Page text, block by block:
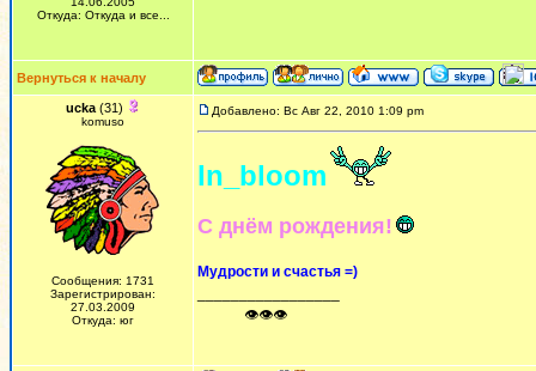
Откуда: Откуда и все...
Вернуться к началу
ucka (31)
komuso
Сообщения: 1731
Зарегистрирован:
27.03.2009
Откуда: юг
Добавлено: Вс Авг 22, 2010 1:09 pm
In_bloom
С днём рождения!
Мудрости и счастья =)
ᅠ ᅠ ᅠ👁👁👁